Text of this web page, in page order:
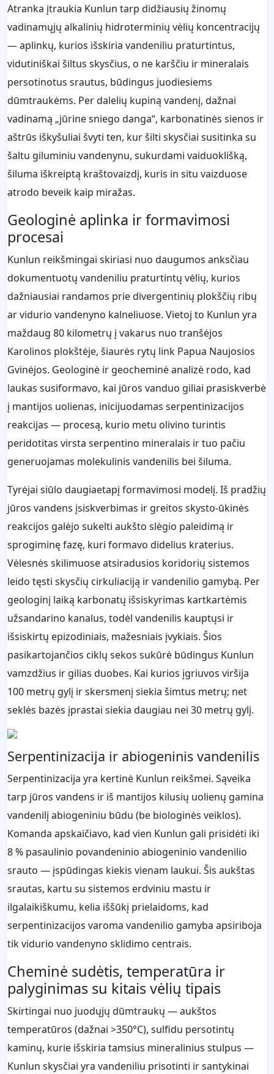
Atranka įtraukia Kunlun tarp didžiausių žinomų
vadinamųjų alkalinių hidroterminių vėlių koncentracijų
— aplinkų, kurios išskiria vandeniliu praturtintus,
vidutiniškai šiltus skysčius, o ne karščiu ir mineralais
persotinotus srautus, būdingus juodiesiems
dūmtraukėms. Per dalelių kupiną vandenį, dažnai
vadinamą „jūrine sniego danga“, karbonatinės sienos ir
aštrūs iškyšuliai švyti ten, kur šilti skysčiai susitinka su
šaltu giluminiu vandenynu, sukurdami vaiduoklišką,
šiluma iškreiptą kraštovaizdį, kuris in situ vaizduose
atrodo beveik kaip miražas.
Geologinė aplinka ir formavimosi
procesai
Kunlun reikšmingai skiriasi nuo daugumos anksčiau
dokumentuotų vandeniliu praturtintų vėlių, kurios
dažniausiai randamos prie divergentinių plokščių ribų
ar vidurio vandenyno kalneliuose. Vietoj to Kunlun yra
maždaug 80 kilometrų į vakarus nuo tranšėjos
Karolinos plokštėje, šiaurės rytų link Papua Naujosios
Gvinėjos. Geologinė ir geocheminė analizė rodo, kad
laukas susiformavo, kai jūros vanduo giliai prasiskverbė
į mantijos uolienas, inicijuodamas serpentinizacijos
reakcijas — procesą, kurio metu olivino turintis
peridotitas virsta serpentino mineralais ir tuo pačiu
generuojamas molekulinis vandenilis bei šiluma.
Tyrėjai siūlo daugiaetapį formavimosi modelį. Iš pradžių
jūros vandens įsiskverbimas ir greitos skysto-ūkinės
reakcijos galėjo sukelti aukšto slėgio paleidimą ir
sprogiminę fazę, kuri formavo didelius kraterius.
Vėlesnės skilimuose atsiradusios koridorių sistemos
leido tęsti skysčių cirkuliaciją ir vandenilio gamybą. Per
geologinį laiką karbonatų išsiskyrimas kartkartėmis
užsandarino kanalus, todėl vandenilis kauptųsi ir
išsiskirtų epizodiniais, mažesniais įvykiais. Šios
pasikartojančios ciklų sekos sukūrė būdingus Kunlun
vamzdžius ir gilias duobes. Kai kurios įgriuvos viršija
100 metrų gylį ir skersmenį siekia šimtus metrų; net
seklės bazės įprastai siekia daugiau nei 30 metrų gylį.
Serpentinizacija ir abiogeninis vandenilis
Serpentinizacija yra kertinė Kunlun reikšmei. Sąveika
tarp jūros vandens ir iš mantijos kilusių uolienų gamina
vandenilį abiogeniniu būdu (be biologinės veiklos).
Komanda apskaičiavo, kad vien Kunlun gali prisidėti iki
8 % pasaulinio povandeninio abiogeninio vandenilio
srauto — įspūdingas kiekis vienam laukui. Šis aukštas
srautas, kartu su sistemos erdviniu mastu ir
ilgalaikiškumu, kelia iššūkį prielaidoms, kad
serpentinizacijos varoma vandenilio gamyba apsiriboja
tik vidurio vandenyno sklidimo centrais.
Cheminė sudėtis, temperatūra ir
palyginimas su kitais vėlių tipais
Skirtingai nuo juodųjų dūmtraukų — aukštos
temperatūros (dažnai >350°C), sulfidu persotintų
kaminų, kurie išskiria tamsius mineralinius stulpus —
Kunlun skysčiai yra vandeniliu prisotinti ir santykinai